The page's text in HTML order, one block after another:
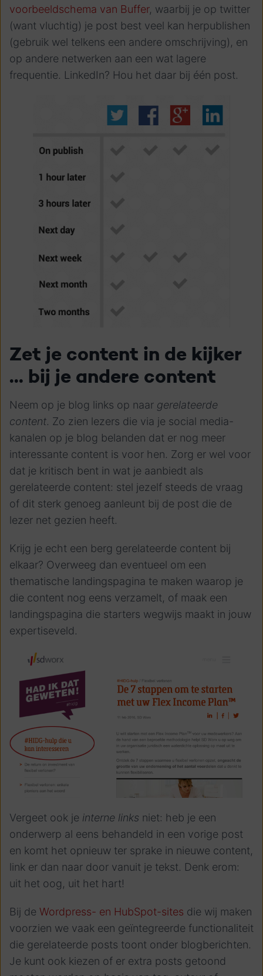
voorbeeldschema van Buffer, waarbij je op twitter
(want vluchtig) je post best veel kan herpublishen
(gebruik wel telkens een andere omschrijving), en
op andere netwerken aan een wat lagere
frequentie. LinkedIn? Hou het daar bij één post.
Zet je content in de kijker
… bij je andere content
Neem op je blog links op naar gerelateerde
content. Zo zien lezers die via je social media-
kanalen op je blog belanden dat er nog meer
interessante content is voor hen. Zorg er wel voor
dat je kritisch bent in wat je aanbiedt als
gerelateerde content: stel jezelf steeds de vraag
of dit sterk genoeg aanleunt bij de post die de
lezer net gezien heeft.
Krijg je echt een berg gerelateerde content bij
elkaar? Overweeg dan eventueel om een
thematische landingspagina te maken waarop je
die content nog eens verzamelt, of maak een
landingspagina die starters wegwijs maakt in jouw
expertiseveld.
Vergeet ook je interne links niet: heb je een
onderwerp al eens behandeld in een vorige post
en komt het opnieuw ter sprake in nieuwe content,
link er dan naar door vanuit je tekst. Denk erom:
uit het oog, uit het hart!
Bij de Wordpress- en HubSpot-sites die wij maken
voorzien we vaak een geïntegreerde functionaliteit
die gerelateerde posts toont onder blogberichten.
Je kunt ook kiezen of er extra posts getoond